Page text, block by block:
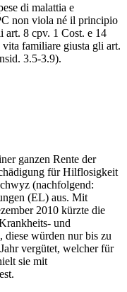
di malattia e
non viola né il principio
art. 8 cpv. 1 Cost. e 14
familiare giusta gli art.
3.5-3.9).
ganzen Rente der
für Hilflosigkeit
(nachfolgend:
(EL) aus. Mit
2010 kürzte die
und
diese würden nur bis zu
vergütet, welcher für
sie mit